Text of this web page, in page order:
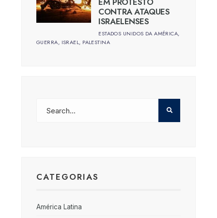
CONTRA ATAQUES
ISRAELENSES
ESTADOS UNIDOS DA AMÉRICA,
GUERRA, ISRAEL, PALESTINA
CATEGORIAS
América Latina